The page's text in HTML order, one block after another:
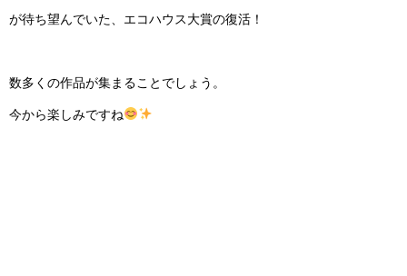
が待ち望んでいた、エコハウス大賞の復活！
数多くの作品が集まることでしょう。
今から楽しみですね